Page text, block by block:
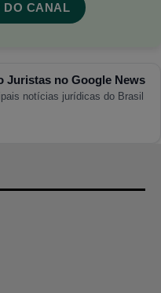
DO CANAL
Juristas no Google News
notícias jurídicas do Brasil